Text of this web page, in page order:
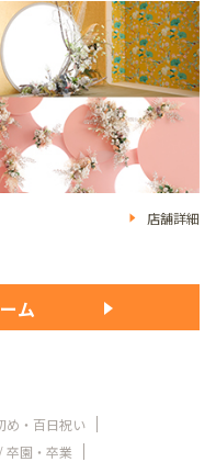
店舗詳細
ム
め・百日祝い
卒園・卒業